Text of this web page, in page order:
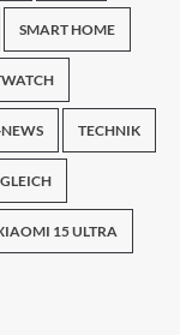
SMART HOME
TECHNIK
15 ULTRA